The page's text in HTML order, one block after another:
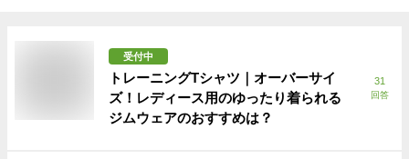
受付中
トレーニングTシャツ｜オーバーサイ
ズ！レディース用のゆったり着られる
ジムウェアのおすすめは？
31
回答